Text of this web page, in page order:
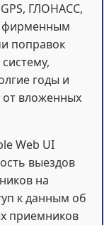
ГЛОНАСС,
фирменным
поправок
годы и
от вложенных
Web UI
выездов
на
к данным об
приемников